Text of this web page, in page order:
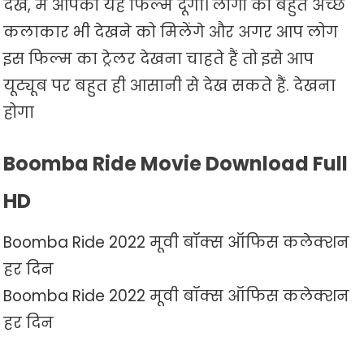
देखें, मैं आपको यह फिल्म दूंगा। लोगों को बहुत अच्छे
कलाकार भी देखने को मिलेंगे और अगर आप लोग
इस फिल्म का ट्रेलर देखना चाहते हैं तो इसे आप
यूट्यूब पर बहुत ही आसानी से देख सकते हैं. देखना
होगा
Boomba Ride Movie Download Full
HD
Boomba Ride 2022 मूवी बॉक्स ऑफिस कलेक्शन
हर दिन
Boomba Ride 2022 मूवी बॉक्स ऑफिस कलेक्शन
हर दिन